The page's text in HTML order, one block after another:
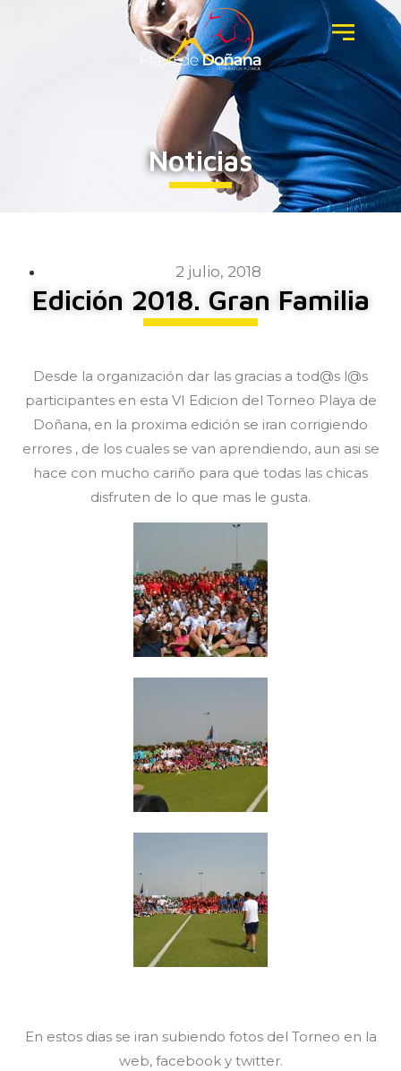
Noticias
2 julio, 2018
Edición 2018. Gran Familia
Desde la organización dar las gracias a tod@s l@s
participantes en esta VI Edicion del Torneo Playa de
Doñana, en la proxima edición se iran corrigiendo
errores , de los cuales se van aprendiendo, aun asi se
hace con mucho cariño para que todas las chicas
disfruten de lo que mas le gusta.
En estos dias se iran subiendo fotos del Torneo en la
web, facebook y twitter.